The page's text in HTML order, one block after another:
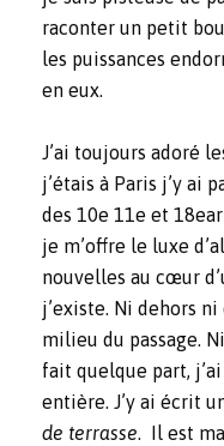
raconter un petit
les puissances
en eux.
J’ai toujours adoré
j’étais à Paris j’y ai
des 10e 11e et
je m’offre le luxe
nouvelles au cœur
j’existe. Ni dehors
milieu du passage.
fait quelque part,
entière. J’y ai écrit
de terrasse. Il est